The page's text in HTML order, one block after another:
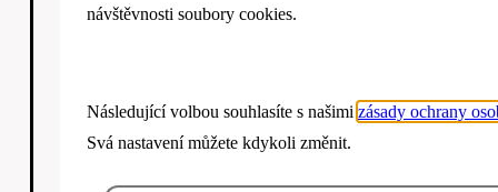
návštěvnosti soubory cookies.
Následující volbou souhlasíte s našimi zásady ochrany
Svá nastavení můžete kdykoli změnit.